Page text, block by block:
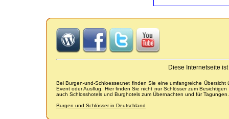
Diese Internetseite
Bei Burgen-und-Schloesser.net finden Sie eine umfangreiche
Event oder Ausflug. Hier finden Sie nicht nur Schlösser zum
auch Schlosshotels und Burghotels zum Übernachten und für Tagungen.
Burgen und Schlösser in Deutschland